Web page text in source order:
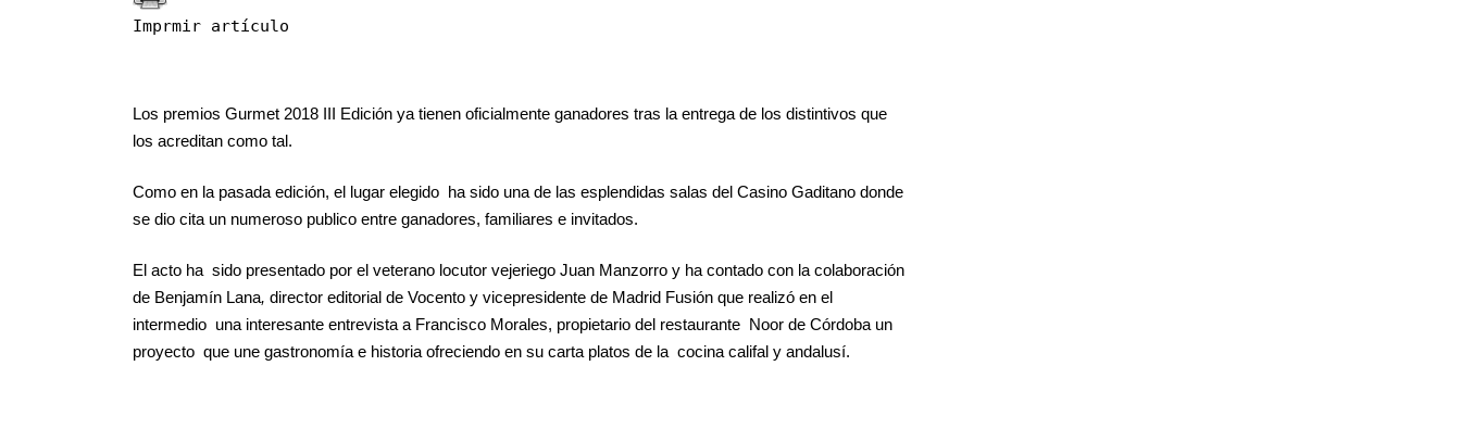
Imprmir artículo
Los premios Gurmet 2018 III Edición ya tienen oficialmente ganadores tras la entrega de los distintivos que
los acreditan como tal.
Como en la pasada edición, el lugar elegido ha sido una de las esplendidas salas del Casino Gaditano donde
se dio cita un numeroso publico entre ganadores, familiares e invitados.
El acto ha sido presentado por el veterano locutor vejeriego Juan Manzorro y ha contado con la colaboración
de Benjamín Lana, director editorial de Vocento y vicepresidente de Madrid Fusión que realizó en el
intermedio una interesante entrevista a Francisco Morales, propietario del restaurante Noor de Córdoba un
proyecto que une gastronomía e historia ofreciendo en su carta platos de la cocina califal y andalusí.